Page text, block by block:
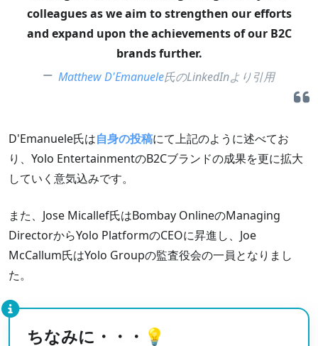
colleagues as we aim to strengthen our efforts
and expand upon the achievements of our B2C
brands further.
Matthew D'Emanuele氏のLinkedInより引用
D'Emanuele氏は自身の投稿にて上記のように述べてお
り、Yolo EntertainmentのB2Cブランドの成果を更に拡大
していく意気込みです。
また、Jose Micallef氏はBombay OnlineのManaging
DirectorからYolo PlatformのCEOに昇進し、Joe
McCallum氏はYolo Groupの監査役会の一員となりまし
た。
ちなみに・・・💡